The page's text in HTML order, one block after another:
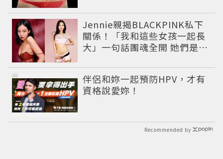
Jennie親揭BLACKPINK私下
關係！「我和這些女孩一起長
大」一句話團魂全開 她們是彼
伴侶和妳一起預防HPV，才有
資格說愛妳！
PR
Recommended by